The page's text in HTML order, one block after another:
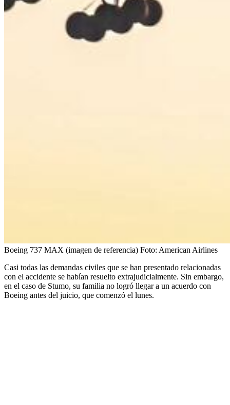
Boeing 737 MAX (imagen de referencia) Foto: American Airlines
Casi todas las demandas civiles que se han presentado relacionadas
con el accidente se habían resuelto extrajudicialmente. Sin embargo,
en el caso de Stumo, su familia no logró llegar a un acuerdo con
Boeing antes del juicio, que comenzó el lunes.